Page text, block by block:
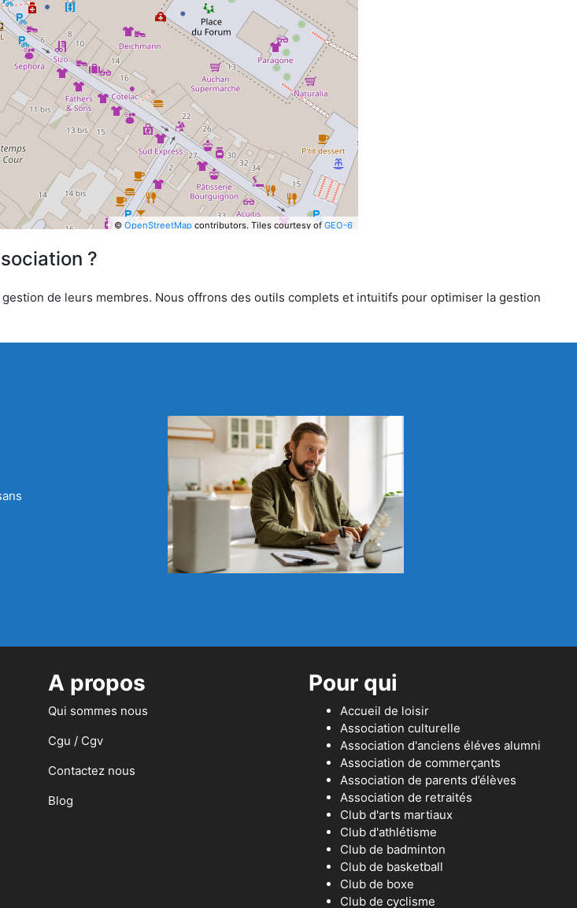
© OpenStreetMapcontributors. Tiles courtesy ofGEO-6
?
de leurs membres. Nous offrons des outils complets et intuitifs pour optimiser la gestion
A propos
Qui sommes nous
Cgu / Cgv
Contactez nous
Blog
Pour qui
Accueil de loisir
Association culturelle
Association d'anciens éléves alumni
Association de commerçants
Association de parents d’élèves
Association de retraités
Club d'arts martiaux
Club d'athlétisme
Club de badminton
Club de basketball
Club de boxe
Club de cyclisme